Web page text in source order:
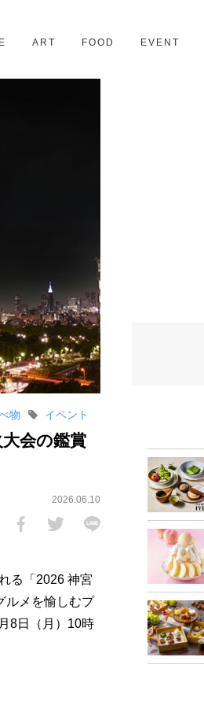
ART FOOD EVENT
イベント
物
会の鑑賞
2026.06.10
る「2026 神宮
ルメを愉しむプ
8日（月）10時